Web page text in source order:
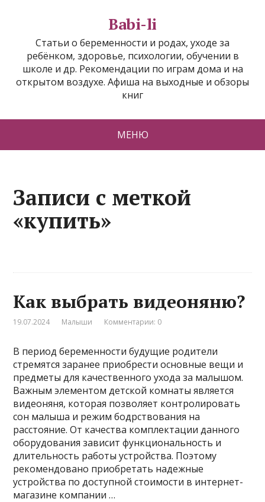
Babi-li
Статьи о беременности и родах, уходе за
ребёнком, здоровье, психологии, обучении в
школе и др. Рекомендации по играм дома и на
открытом воздухе. Афиша на выходные и обзоры
книг
МЕНЮ
Записи с меткой
«купить»
Как выбрать видеоняню?
19.07.2024 Малыши Комментарии: 0
В период беременности будущие родители
стремятся заранее приобрести основные вещи и
предметы для качественного ухода за малышом.
Важным элементом детской комнаты является
видеоняня, которая позволяет контролировать
сон малыша и режим бодрствования на
расстояние. От качества комплектации данного
оборудования зависит функциональность и
длительность работы устройства. Поэтому
рекомендовано приобретать надежные
устройства по доступной стоимости в интернет-
магазине компании …